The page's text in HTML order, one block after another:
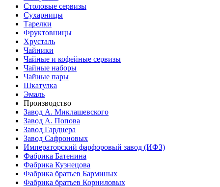
Столовые сервизы
Сухарницы
Тарелки
Фруктовницы
Хрусталь
Чайники
Чайные и кофейные сервизы
Чайные наборы
Чайные пары
Шкатулка
Эмаль
Производство
Завод А. Миклашевского
Завод А. Попова
Завод Гарднера
Завод Сафроновых
Императорский фарфоровый завод (ИФЗ)
Фабрика Батенина
Фабрика Кузнецова
Фабрика братьев Барминых
Фабрика братьев Корниловых